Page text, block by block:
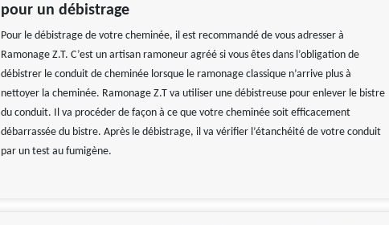
pour un débistrage
Pour le débistrage de votre cheminée, il est recommandé de vous adresser à
Ramonage Z.T. C’est un artisan ramoneur agréé si vous êtes dans l’obligation de
débistrer le conduit de cheminée lorsque le ramonage classique n’arrive plus à
nettoyer la cheminée. Ramonage Z.T va utiliser une débistreuse pour enlever le bistre
du conduit. Il va procéder de façon à ce que votre cheminée soit efficacement
débarrassée du bistre. Après le débistrage, il va vérifier l’étanchéité de votre conduit
par un test au fumigène.